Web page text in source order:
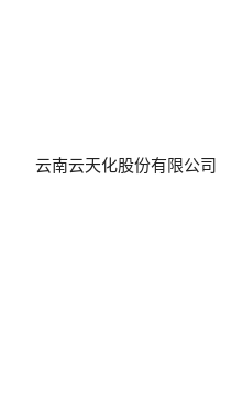
云南云天化股份有限公司